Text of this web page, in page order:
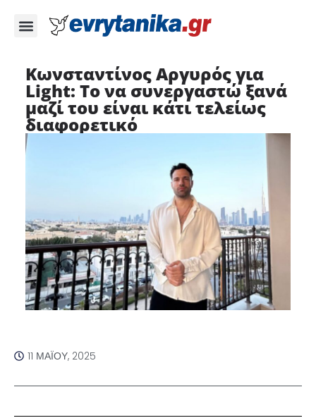
Κωνσταντίνος Αργυρός για
Light: Το να συνεργαστώ ξανά
μαζί του είναι κάτι τελείως
διαφορετικό
11 ΜΑΪ́ΟΥ, 2025